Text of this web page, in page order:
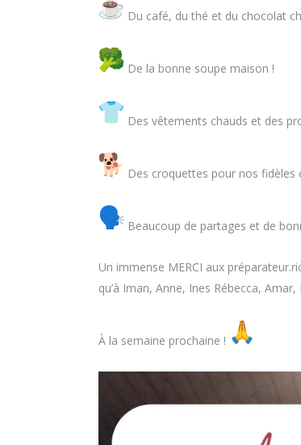
Du café, du thé et du chocolat
De la bonne soupe maison !
Des vêtements chauds et des
Des croquettes pour nos
Beaucoup de partages et de
Un immense MERCI aux
qu’à Iman, Anne, Ines Rébecca,
À la semaine prochaine !